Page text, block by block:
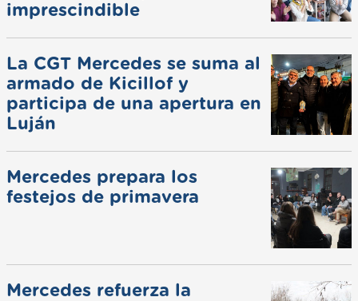
imprescindible
La CGT Mercedes se suma al
armado de Kicillof y
participa de una apertura en
Luján
Mercedes prepara los
festejos de primavera
Mercedes refuerza la